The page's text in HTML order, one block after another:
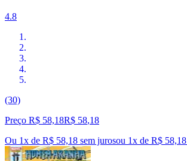
4.8
(30)
Preço R$ 58,18R$ 58,18
Ou 1x de R$ 58,18 sem jurosou 1x de R$ 58,18